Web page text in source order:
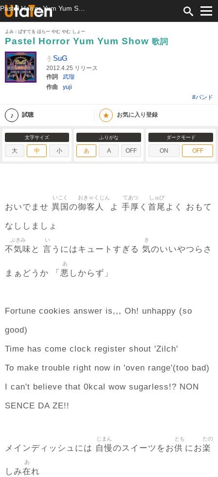
よみ：ぱすてる ほらー やむ やむ しょー
Pastel Horror Yum Yum Show 歌詞
SuG
2012.4.25 リリース
作詞
武瑠
作曲
yuji
#バンド
試聴 ★ お気に入り登録
文字サイズ
大 中 小
ふりがな
あ A OFF
ダークモード
ON OFF
おいでませ 異国
いこく
の御客人
おきゃくじん
よ 手厚
てあつ
く 首尾
しゅび
よく おもて
なししましょ
不気味
ぶきみ
と 言
い
うにはキュートすぎる 気
き
のいいやつらさ
まぁどうか 「 悪
あ
しからず」
Fortune cookies answer is,,, Oh! unhappy (so
good)
Time has come clock register shout 'Zilch'
To make trouble right now in 'oven range'(too bad)
I can't believe that 0kcal wow sugarless!? NON
SENCE DA ZE!!
メインディッシュには 自慢
じまん
のスイーツをお供
とも
にお楽
たの
しみ在
あ
れ